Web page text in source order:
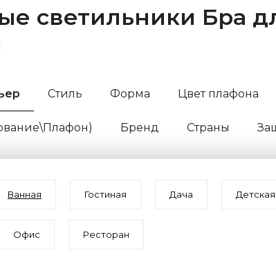
светильники Бра
Стиль Форма Цвет плафона
Бренд Страны
Ванная Гостиная Дача Детская
Офис Ресторан